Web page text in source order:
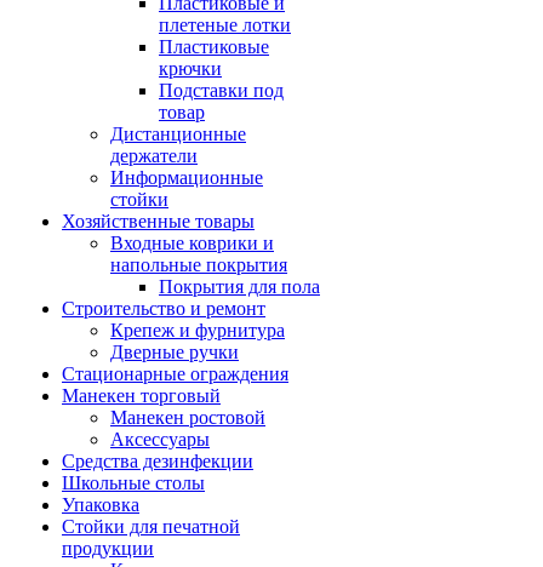
плетеные лотки
Пластиковые
крючки
Подставки под
товар
Дистанционные
держатели
Информационные
стойки
Хозяйственные товары
Входные коврики и
напольные покрытия
Покрытия для пола
Строительство и ремонт
Крепеж и фурнитура
Дверные ручки
Стационарные ограждения
Манекен торговый
Манекен ростовой
Аксессуары
Средства дезинфекции
Школьные столы
Упаковка
Стойки для печатной
продукции